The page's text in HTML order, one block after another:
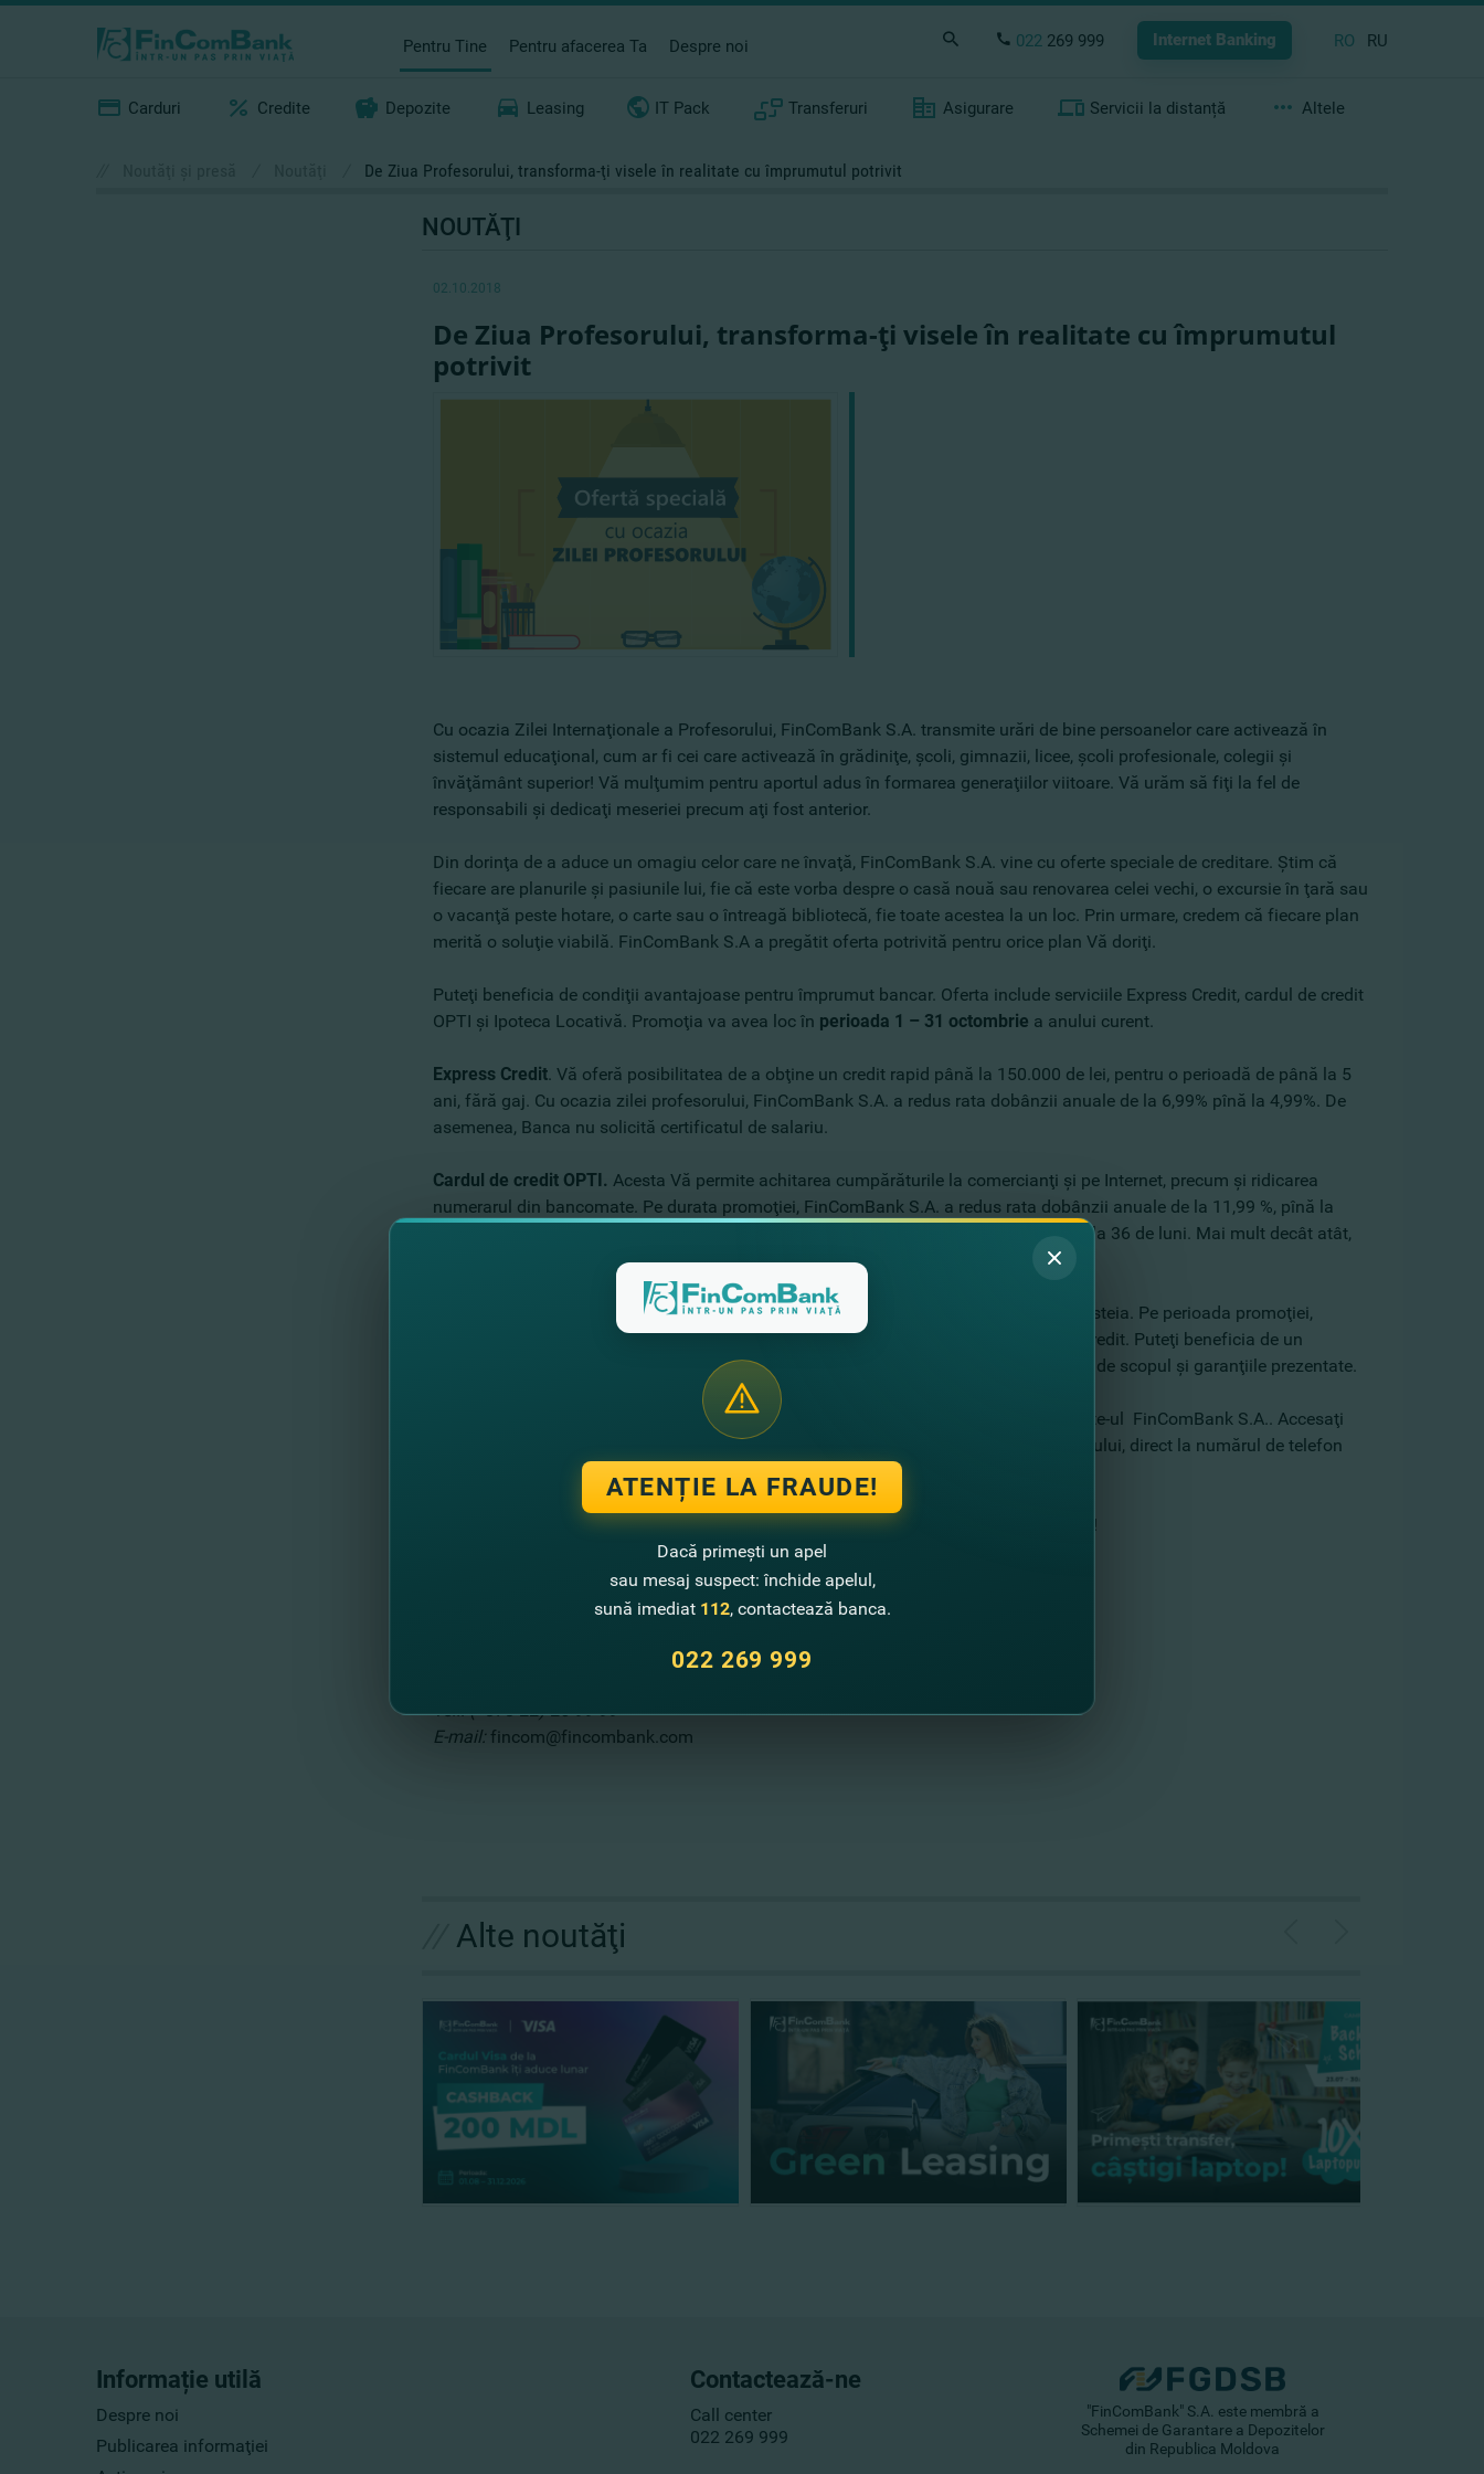
Pentru Tine Pentru afacerea Ta Despre noi 022 269 999 Internet Banking RO RU
Carduri Credite Depozite Leasing IT Pack Transferuri Asigurare Servicii la distanță Altele
De Ziua Profesorului, transforma-ţi visele în realitate cu împrumutul potrivit
NOUTĂŢI
02.10.2018
De Ziua Profesorului, transforma-ţi visele în realitate cu împrumutul
potrivit
Cu ocazia Zilei Internaţionale a Profesorului, FinComBank S.A. transmite urări de bine persoanelor care activează în
sistemul educaţional, cum ar fi cei care activează în grădiniţe, şcoli, gimnazii, licee, şcoli profesionale, colegii şi
învăţământ superior! Vă mulţumim pentru aportul adus în formarea generaţiilor viitoare. Vă urăm să fiţi la fel de
responsabili şi dedicaţi meseriei precum aţi fost anterior.
Din dorinţa de a aduce un omagiu celor care ne învaţă, FinComBank S.A. vine cu oferte speciale de creditare. Ştim că
fiecare are planurile şi pasiunile lui, fie că este vorba despre o casă nouă sau renovarea celei vechi, o excursie în ţară sau
o vacanţă peste hotare, o carte sau o întreagă bibliotecă, fie toate acestea la un loc. Prin urmare, credem că fiecare plan
merită o soluţie viabilă. FinComBank S.A a pregătit oferta potrivită pentru orice plan Vă doriţi.
Puteţi beneficia de condiţii avantajoase pentru împrumut bancar. Oferta include serviciile Express Credit, cardul de credit
OPTI şi Ipoteca Locativă. Promoţia va avea loc în perioada 1 – 31 octombrie a anului curent.
Express Credit. Vă oferă posibilitatea de a obţine un credit rapid până la 150.000 de lei, pentru o perioadă de până la 5
ani, fără gaj. Cu ocazia zilei profesorului, FinComBank S.A. a redus rata dobânzii anuale de la 6,99% pînă la 4,99%. De
asemenea, Banca nu solicită certificatul de salariu.
Cardul de credit OPTI. Acesta Vă permite achitarea cumpărăturile la comercianţi şi pe Internet, precum şi ridicarea
numerarul din bancomate. Pe durata promoţiei, FinComBank S.A. a redus rata dobânzii anuale de la 11,99 %, pînă la
9,99%. Cardul de credit OPTI oferă un credit pînă la 150.000 de lei, pe termen de pînă la 36 de luni. Mai mult decât atât,
dacă întoarceţi împrumutul în termen de 60 de zile, atunci nu plătiţi nicio dobândă.
Serviciul dat Vă permite cumpărarea casei dorite sau renovarea acesteia. Pe perioada promoţiei,
FinComBank S.A. propune o rată anuală preferenţială de 6,99% pentru primul an de credit. Puteţi beneficia de un
împrumut pentru o perioadă de până la 20 de ani, în suma de pînă la 100%, în funcţie de scopul şi garanţiile prezentate.
Mai mult decât atât, puteţi socilita unCredit ONLINE
, completând formularul de pe site-ul FinComBank S.A.. Accesaţi
, completaţi casetele de pe site şi primiţi un SMS cu decizia de eliberare a creditului, direct la numărul de telefon
E timpul să Vă bucuraţi de roadele muncii voastre! FinComBank S.A. Vă vine în ajutor!
Pentru a afla condiţiile de îmrumut, accesaţilink-ul .
Теl.: (+373-22) 26-99-99
E-mail: fincom@fincombank.com
Alte noutăţi
Informație utilă
Despre noi
Publicarea informaţiei
Contactează-ne
Call center
022 269 999
"FinComBank" S.A. este membră a
Schemei de Garantare a Depozitelor
din Republica Moldova
ATENȚIE LA FRAUDE!
Dacă primești un apel
sau mesaj suspect: închide apelul,
sună imediat 112, contactează banca.
022 269 999